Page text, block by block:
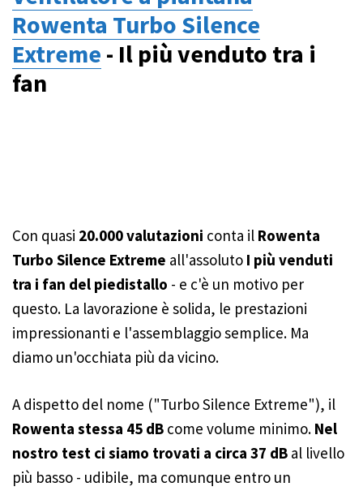
più alti.
Rowenta Turbo Silence
Extreme - Il più venduto tra i
fan
Con quasi 20.000 valutazioni conta il Rowenta
Turbo Silence Extreme all'assoluto I più venduti
tra i fan del piedistallo - e c'è un motivo per
questo. La lavorazione è solida, le prestazioni
impressionanti e l'assemblaggio semplice. Ma
diamo un'occhiata più da vicino.
A dispetto del nome ("Turbo Silence Extreme"), il
Rowenta stessa 45 dB come volume minimo. Nel
nostro test ci siamo trovati a circa 37 dB al livello
più basso - udibile, ma comunque entro un